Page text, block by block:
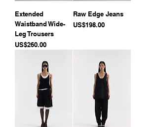
Extended
Waistband Wide-
Leg Trousers
價格
US$260.00
Raw Edge Jeans
價格
US$198.00